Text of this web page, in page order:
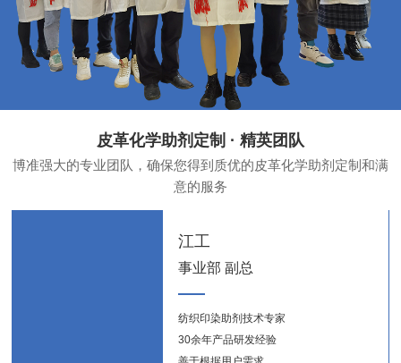
博准强大的专业团队，确保您得到质优的皮革化学助剂定制和满
意的服务
江工
事业部 副总